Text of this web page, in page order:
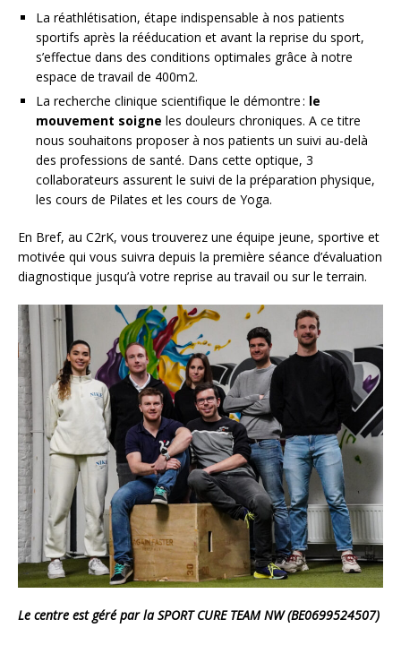
La réathlétisation, étape indispensable à nos patients
sportifs après la rééducation et avant la reprise du sport,
s’effectue dans des conditions optimales grâce à notre
espace de travail de 400m2.
La recherche clinique scientifique le démontre : le
mouvement soigne les douleurs chroniques. A ce titre
nous souhaitons proposer à nos patients un suivi au-delà
des professions de santé. Dans cette optique, 3
collaborateurs assurent le suivi de la préparation physique,
les cours de Pilates et les cours de Yoga.
En Bref, au C2rK, vous trouverez une équipe jeune, sportive et
motivée qui vous suivra depuis la première séance d’évaluation
diagnostique jusqu’à votre reprise au travail ou sur le terrain.
Le centre est géré par la SPORT CURE TEAM NW (BE0699524507)